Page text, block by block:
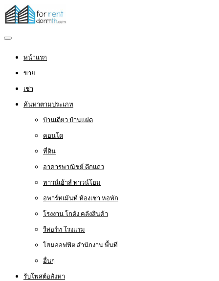
หน้าแรก
ขาย
เช่า
ค้นหาตามประเภท
บ้านเดี่ยว บ้านแฝด
คอนโด
ที่ดิน
อาคารพาณิชย์ ตึกแถว
ทาวน์เฮ้าส์ ทาวน์โฮม
อพาร์ทเม้นท์ ห้องเช่า หอพัก
โรงงาน โกดัง คลังสินค้า
รีสอร์ท โรงแรม
โฮมออฟฟิต สำนักงาน พื้นที่
อื่นๆ
รับโพสต์อสังหา